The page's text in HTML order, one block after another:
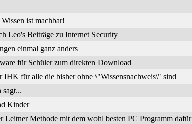
ist machbar!
Leo's Beiträge zu Internet Security
einmal ganz anders
für Schüler zum direkten Download
IHK für alle die bisher ohne \"Wissensnachweis\" sind
sagt...
Kinder
Leitner Methode mit dem wohl besten PC Programm dafür